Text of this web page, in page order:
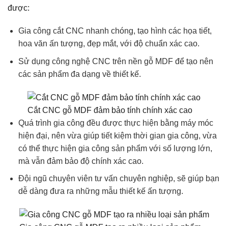
được:
Gia công cắt CNC nhanh chóng, tạo hình các họa tiết,
hoa văn ấn tượng, đẹp mắt, với độ chuẩn xác cao.
Sử dụng công nghệ CNC trên nền gỗ MDF để tạo nên
các sản phẩm đa dạng về thiết kế.
Cắt CNC gỗ MDF đảm bảo tính chính xác cao
Quá trình gia công đều được thực hiện bằng máy móc
hiện đại, nên vừa giúp tiết kiệm thời gian gia công, vừa
có thể thực hiện gia công sản phẩm với số lượng lớn,
mà vẫn đảm bảo độ chính xác cao.
Đội ngũ chuyên viên tư vấn chuyên nghiệp, sẽ giúp bạn
dễ dàng đưa ra những mẫu thiết kế ấn tượng.